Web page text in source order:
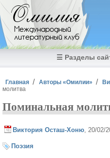
Перейти к основному содержанию
Омилия
Международный
литературный клуб
☰ Разделы
Вы здесь
Главная Авторы «Омилии»
молитва
Поминальная
Виктория Осташ-Хоню , 20/
Поэзия